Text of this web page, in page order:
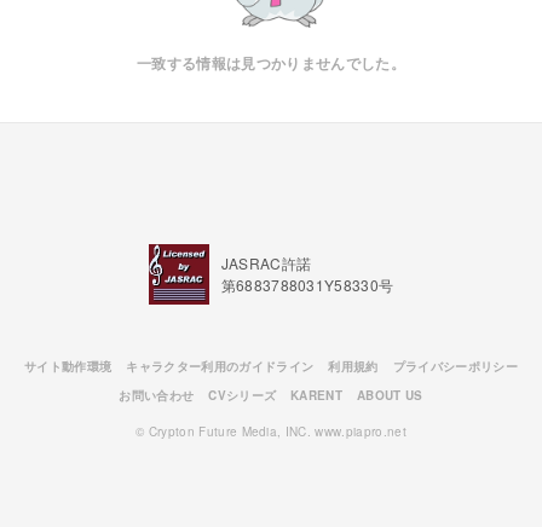
一致する情報は見つかりませんでした。
JASRAC許諾
第6883788031Y58330号
サイト動作環境 キャラクター利用のガイドライン 利用規約
プライバシーポリシー
お問い合わせ
CVシリーズ KARENT ABOUT US
© Crypton Future Media, INC. www.piapro.net